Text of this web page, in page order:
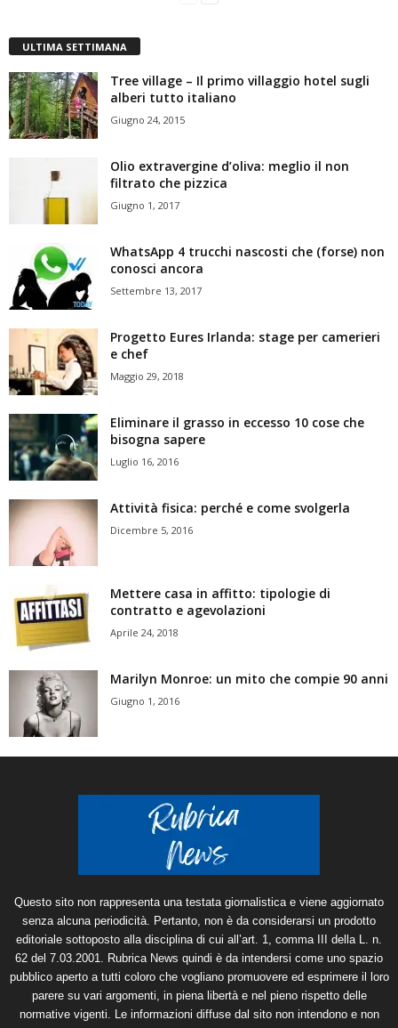
ULTIMA SETTIMANA
Tree village – Il primo villaggio hotel sugli
alberi tutto italiano
Giugno 24, 2015
Olio extravergine d’oliva: meglio il non
filtrato che pizzica
Giugno 1, 2017
WhatsApp 4 trucchi nascosti che (forse) non
conosci ancora
Settembre 13, 2017
Progetto Eures Irlanda: stage per camerieri
e chef
Maggio 29, 2018
Eliminare il grasso in eccesso 10 cose che
bisogna sapere
Luglio 16, 2016
Attività fisica: perché e come svolgerla
Dicembre 5, 2016
Mettere casa in affitto: tipologie di
contratto e agevolazioni
Aprile 24, 2018
Marilyn Monroe: un mito che compie 90 anni
Giugno 1, 2016
Questo sito non rappresenta una testata giornalistica e viene aggiornato
senza alcuna periodicità. Pertanto, non è da considerarsi un prodotto
editoriale sottoposto alla disciplina di cui all’art. 1, comma III della L. n.
62 del 7.03.2001. Rubrica News quindi è da intendersi come uno spazio
pubblico aperto a tutti coloro che vogliano promuovere ed esprimere il loro
parere su vari argomenti, in piena libertà e nel pieno rispetto delle
normative vigenti. Le informazioni diffuse dal sito non intendono e non